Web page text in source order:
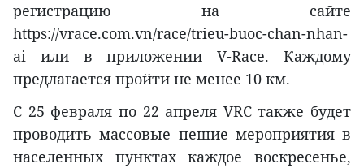
регистрацию на сайте
https://vrace.com.vn/race/trieu-buoc-chan-nhan-
ai или в приложении V-Race. Каждому
предлагается пройти не менее 10 км.
С 25 февраля по 22 апреля VRC также будет
проводить массовые пешие мероприятия в
населенных пунктах каждое воскресенье,